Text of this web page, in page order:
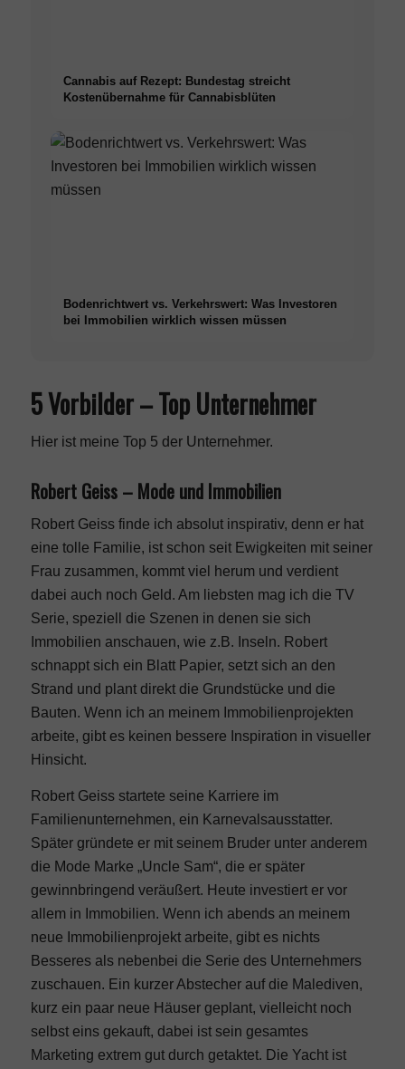
Cannabis auf Rezept: Bundestag streicht
Kostenübernahme für Cannabisblüten
Bodenrichtwert vs. Verkehrswert: Was Investoren
bei Immobilien wirklich wissen müssen
5 Vorbilder – Top Unternehmer
Hier ist meine Top 5 der Unternehmer.
Robert Geiss – Mode und Immobilien
Robert Geiss finde ich absolut inspirativ, denn er hat
eine tolle Familie, ist schon seit Ewigkeiten mit seiner
Frau zusammen, kommt viel herum und verdient
dabei auch noch Geld. Am liebsten mag ich die TV
Serie, speziell die Szenen in denen sie sich
Immobilien anschauen, wie z.B. Inseln. Robert
schnappt sich ein Blatt Papier, setzt sich an den
Strand und plant direkt die Grundstücke und die
Bauten. Wenn ich an meinem Immobilienprojekten
arbeite, gibt es keinen bessere Inspiration in visueller
Hinsicht.
Robert Geiss startete seine Karriere im
Familienunternehmen, ein Karnevalsausstatter.
Später gründete er mit seinem Bruder unter anderem
die Mode Marke „Uncle Sam“, die er später
gewinnbringend veräußert. Heute investiert er vor
allem in Immobilien. Wenn ich abends an meinem
neue Immobilienprojekt arbeite, gibt es nichts
Besseres als nebenbei die Serie des Unternehmers
zuschauen. Ein kurzer Abstecher auf die Malediven,
kurz ein paar neue Häuser geplant, vielleicht noch
selbst eins gekauft, dabei ist sein gesamtes
Marketing extrem gut durch getaktet. Die Yacht ist